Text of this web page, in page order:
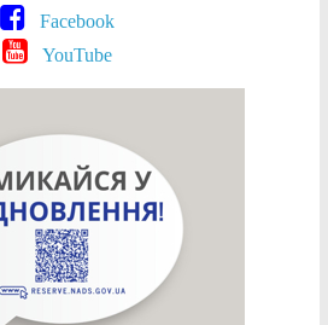
Facebook
YouTube